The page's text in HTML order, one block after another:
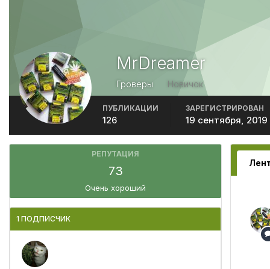
MrDreamer
Гроверы Новичок
ПУБЛИКАЦИИ
126
ЗАРЕГИСТРИРОВАН
19 сентября, 2019
РЕПУТАЦИЯ
73
Очень хороший
1 ПОДПИСЧИК